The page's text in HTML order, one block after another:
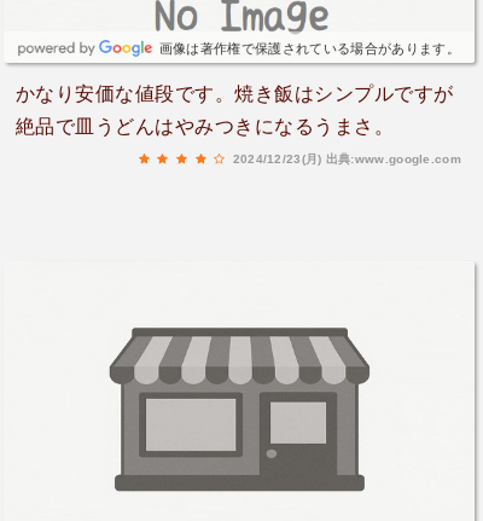
は生玉子かゆで玉子がありますとの事で生玉子を
チョイス！！皿うどんはパリパリ麺ではありませ
んがいいですか？の問に愛方も了承待ってる間に
メニューを見てるとどれもリーズナブルな良心価
格以前はまだ安かったみたいですがこのご時世の
物価を考えると今でも十分ありがたいと思いなが
ん、、焼きめしはまずこのビジュアルから好みの
タイプ、、シンプルイズベスト！！スゥインポー
ウィズゥベェスタァ！！あまりの好みのビジュア
っ、、旨ぁ～っっ、、＃&%☆Ο※↗〜、、食べて
もついついまた我を忘れかけそうになりましたが
画像は著作権で保護されている場合があります。
かなり安価な値段です。焼き飯はシンプルですが
絶品で皿うどんはやみつきになるうまさ。
2024/12/23(月) 出典:www.google.com